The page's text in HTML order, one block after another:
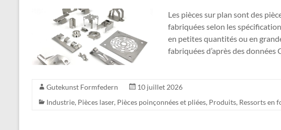
Les pièces sur plan sont des
fabriquées selon les
en petites quantités ou en
fabriquées d’après des données
Gutekunst Formfedern
10 juillet 2026
Industrie, Pièces laser, Pièces poinçonnées et pliées, Produits, Ressorts en